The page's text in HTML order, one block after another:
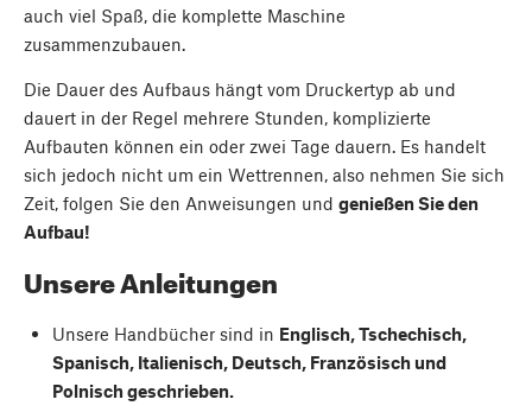
auch viel Spaß, die komplette Maschine
zusammenzubauen.
Die Dauer des Aufbaus hängt vom Druckertyp ab und
dauert in der Regel mehrere Stunden, komplizierte
Aufbauten können ein oder zwei Tage dauern. Es handelt
sich jedoch nicht um ein Wettrennen, also nehmen Sie sich
Zeit, folgen Sie den Anweisungen und genießen Sie den
Aufbau!
Unsere Anleitungen
Unsere Handbücher sind in Englisch, Tschechisch,
Spanisch, Italienisch, Deutsch, Französisch und
Polnisch geschrieben.